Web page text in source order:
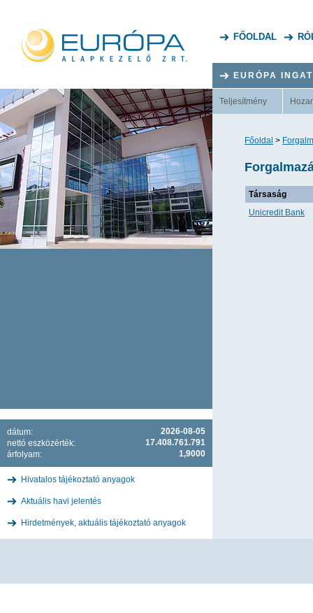
FŐOLDAL
2026-08-05
dátum:
17.408.761.791
nettó eszközérték:
1,9000
árfolyam:
Hivatalos tájékoztató anyagok
Aktuális havi jelentés
Hirdetmények, aktuális tájékoztató anyagok
EURÓPA
Teljesítmény
Főoldal >
Társaság
Unicredit Bank